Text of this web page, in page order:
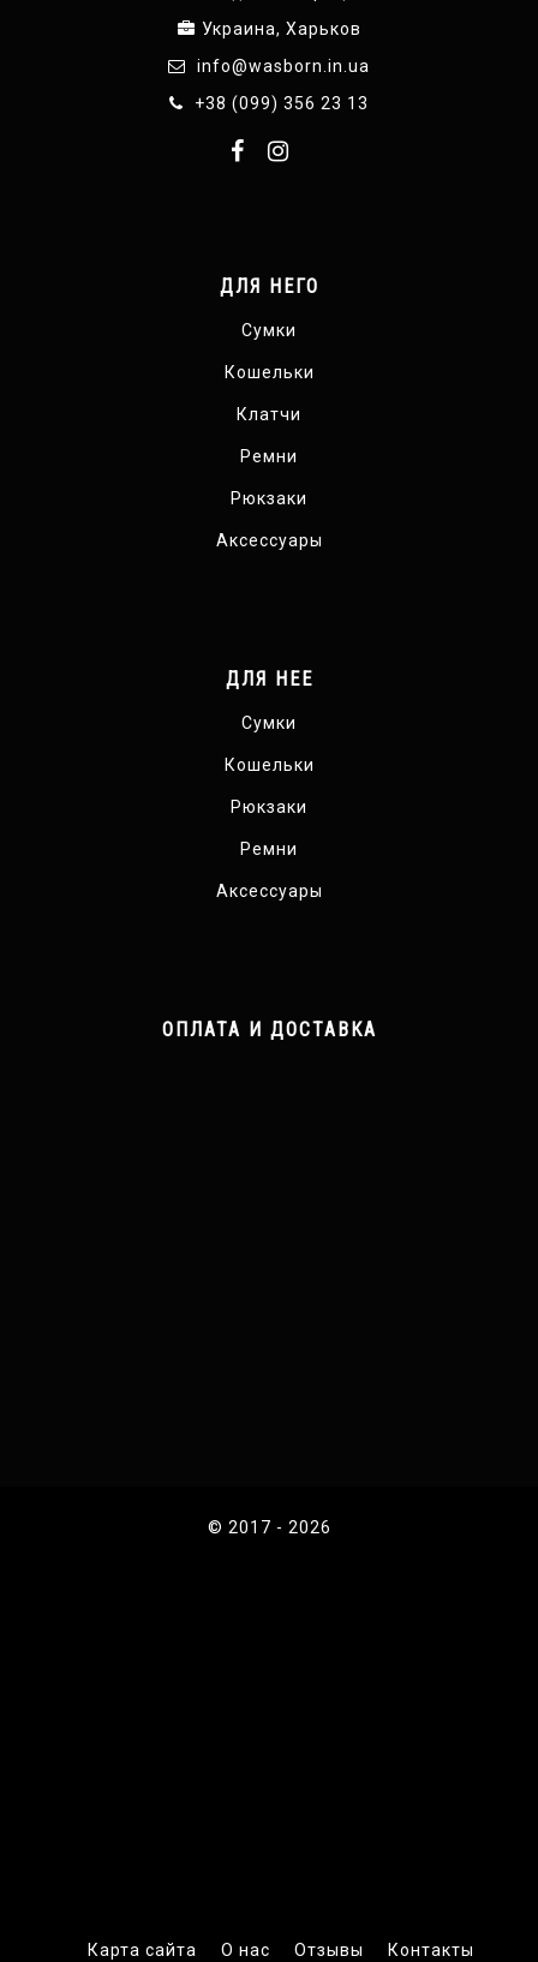
Украина, Харьков
info@wasborn.in.ua
+38 (099) 356 23 13
ДЛЯ НЕГО
Сумки
Кошельки
Клатчи
Ремни
Рюкзаки
Аксессуары
ДЛЯ НЕЕ
Сумки
Кошельки
Рюкзаки
Ремни
Аксессуары
ОПЛАТА И ДОСТАВКА
© 2017 - 2026
Карта сайта О нас Отзывы Контакты